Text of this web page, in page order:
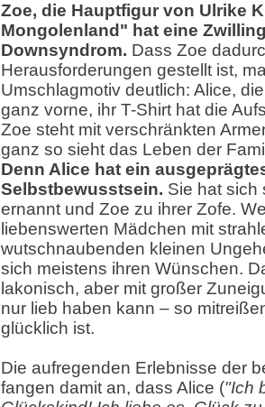
Zoe, die Hauptfigur von Ulrike
Mongolenland" hat eine
Downsyndrom. Dass Zoe
Herausforderungen gestellt ist,
Umschlagmotiv deutlich: Alice,
ganz vorne, ihr T-Shirt hat die
Zoe steht mit verschränkten
ganz so sieht das Leben der
Denn Alice hat ein
Selbstbewusstsein. Sie hat sich
ernannt und Zoe zu ihrer Zofe.
liebenswerten Mädchen mit
wutschnaubenden kleinen
sich meistens ihren Wünschen.
lakonisch, aber mit großer
nur lieb haben kann – so
glücklich ist.
Die aufregenden Erlebnisse der
fangen damit an, dass Alice ("Ich